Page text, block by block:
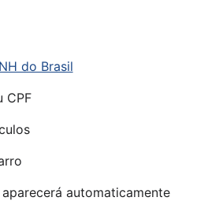
do Brasil
CPF
automaticamente